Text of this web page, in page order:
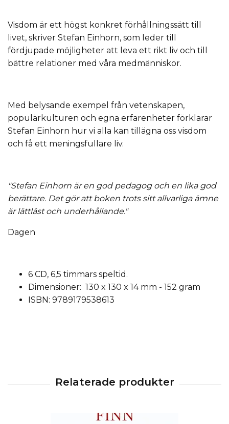
Visdom är ett högst konkret förhållningssätt till
livet, skriver Stefan Einhorn, som leder till
fördjupade möjligheter att leva ett rikt liv och till
bättre relationer med våra medmänniskor.
Med belysande exempel från vetenskapen,
populärkulturen och egna erfarenheter förklarar
Stefan Einhorn hur vi alla kan tillägna oss visdom
och få ett meningsfullare liv.
"Stefan Einhorn är en god pedagog och en lika god
berättare. Det gör att boken trots sitt allvarliga ämne
är lättläst och underhållande."
Dagen
6 CD, 6,5 timmars speltid.
Dimensioner: 130 x 130 x 14 mm - 152 gram
ISBN: 9789179538613